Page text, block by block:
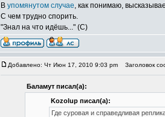
В упомянутом случае, как понимаю,
С чем трудно спорить.
"Знал на что идёшь..." (С)
Добавлено: Чт Июн 17, 2010 9:03 pm Заголовок
Баламут писал(а):
Kozolup писал(а):
Где суровая и справедливая